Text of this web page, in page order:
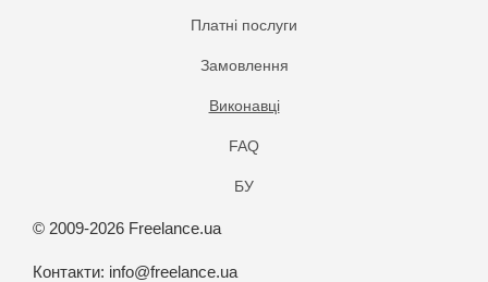
Платнi послуги
Замовлення
Виконавці
FAQ
БУ
© 2009-2026 Freelance.ua
Контакти: info@freelance.ua